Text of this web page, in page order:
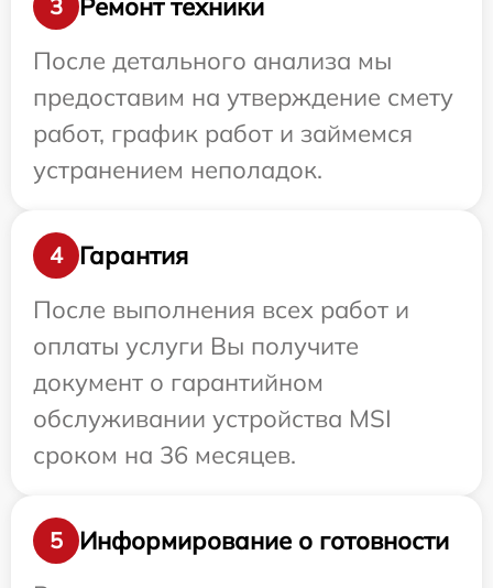
3
После детального анализа мы
предоставим на утверждение смету
работ, график работ и займемся
устранением неполадок.
4
Гарантия
После выполнения всех работ и
оплаты услуги Вы получите
документ о гарантийном
обслуживании устройства MSI
сроком на 36 месяцев.
5
Информирование о готовности